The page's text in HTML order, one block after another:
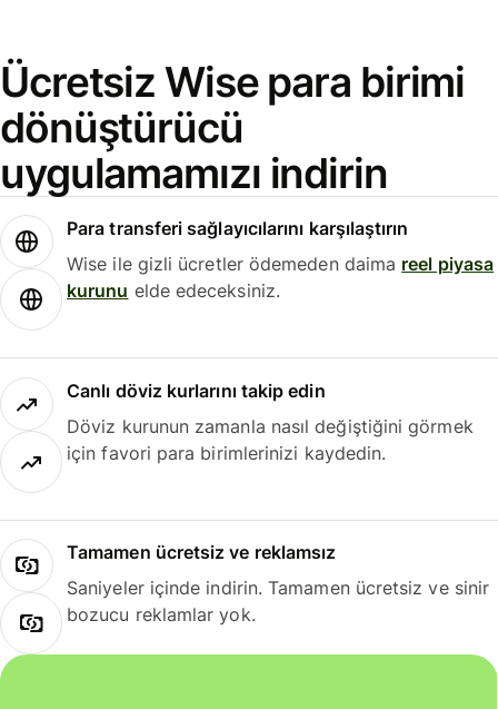
Ücretsiz Wise para birimi
dönüştürücü
uygulamamızı indirin
Para transferi sağlayıcılarını karşılaştırın
Wise ile gizli ücretler ödemeden daima reel piyasa
kurunu elde edeceksiniz.
Canlı döviz kurlarını takip edin
Döviz kurunun zamanla nasıl değiştiğini görmek
için favori para birimlerinizi kaydedin.
Tamamen ücretsiz ve reklamsız
Saniyeler içinde indirin. Tamamen ücretsiz ve sinir
bozucu reklamlar yok.